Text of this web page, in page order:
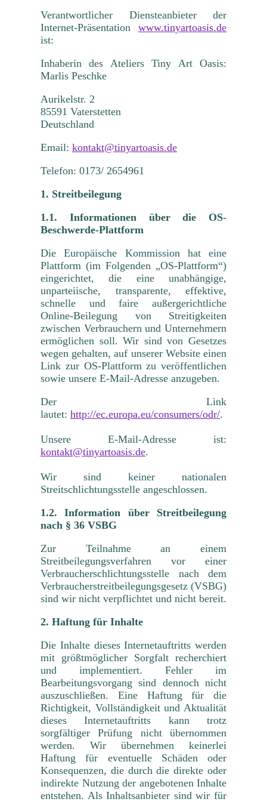
Verantwortlicher Diensteanbieter der
Internet-Präsentation www.tinyartoasis.de
ist:
Inhaberin des Ateliers Tiny Art Oasis:
Marlis Peschke
Aurikelstr. 2
85591 Vaterstetten
Deutschland
Email: kontakt@tinyartoasis.de
Telefon: 0173/ 2654961
1. Streitbeilegung
1.1. Informationen über die OS-
Beschwerde-Plattform
Die Europäische Kommission hat eine
Plattform (im Folgenden „OS-Plattform“)
eingerichtet, die eine unabhängige,
unparteiische, transparente, effektive,
schnelle und faire außergerichtliche
Online-Beilegung von Streitigkeiten
zwischen Verbrauchern und Unternehmern
ermöglichen soll. Wir sind von Gesetzes
wegen gehalten, auf unserer Website einen
Link zur OS-Plattform zu veröffentlichen
sowie unsere E-Mail-Adresse anzugeben.
Der Link
lautet: http://ec.europa.eu/consumers/odr/.
Unsere E-Mail-Adresse ist:
kontakt@tinyartoasis.de.
Wir sind keiner nationalen
Streitschlichtungsstelle angeschlossen.
1.2. Information über Streitbeilegung
nach § 36 VSBG
Zur Teilnahme an einem
Streitbeilegungsverfahren vor einer
Verbraucherschlichtungsstelle nach dem
Verbraucherstreitbeilegungsgesetz (VSBG)
sind wir nicht verpflichtet und nicht bereit.
2. Haftung für Inhalte
Die Inhalte dieses Internetauftritts werden
mit größtmöglicher Sorgfalt recherchiert
und implementiert. Fehler im
Bearbeitungsvorgang sind dennoch nicht
auszuschließen. Eine Haftung für die
Richtigkeit, Vollständigkeit und Aktualität
dieses Internetauftritts kann trotz
sorgfältiger Prüfung nicht übernommen
werden. Wir übernehmen keinerlei
Haftung für eventuelle Schäden oder
Konsequenzen, die durch die direkte oder
indirekte Nutzung der angebotenen Inhalte
entstehen. Als Inhaltsanbieter sind wir für